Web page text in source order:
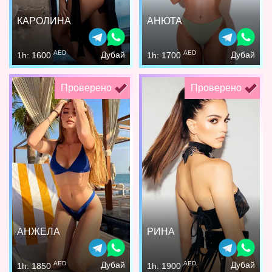
КАРОЛИНА
1h: 1600 AED Дубай
АНЮТА
1h: 1700 AED Дубай
Проверено
АНЖЕЛА
1h: 1850 AED Дубай
Проверено
РИНА
1h: 1900AED Дубай